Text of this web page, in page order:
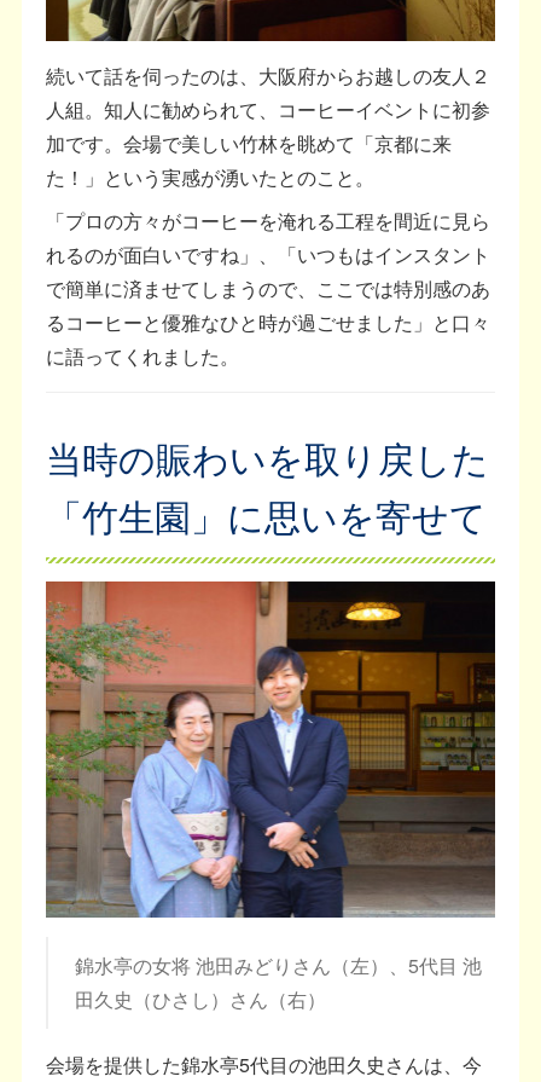
続いて話を伺ったのは、大阪府からお越しの友人２
人組。知人に勧められて、コーヒーイベントに初参
加です。会場で美しい竹林を眺めて「京都に来
た！」という実感が湧いたとのこと。
「プロの方々がコーヒーを淹れる工程を間近に見ら
れるのが面白いですね」、「いつもはインスタント
で簡単に済ませてしまうので、ここでは特別感のあ
るコーヒーと優雅なひと時が過ごせました」と口々
に語ってくれました。
当時の賑わいを取り戻した
「竹生園」に思いを寄せて
錦水亭の女将 池田みどりさん（左）、5代目 池
田久史（ひさし）さん（右）
会場を提供した錦水亭5代目の池田久史さんは、今